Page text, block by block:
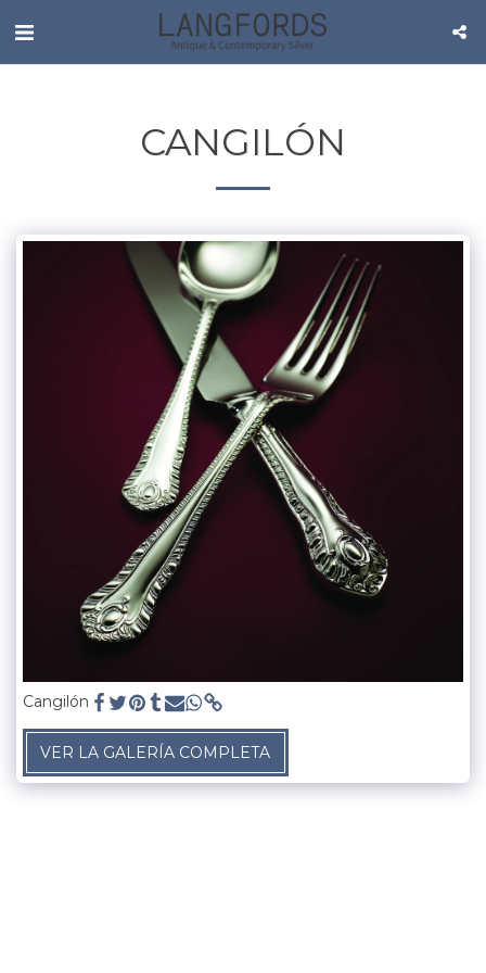
CANGILÓN
Cangilón
VER LA GALERÍA COMPLETA